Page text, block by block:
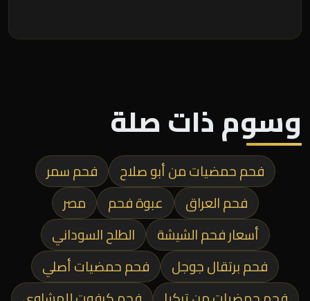
وسوم ذات صلة
فحم حمضيات من أبو صلاح
فحم سمر
فحم العراق
عبوة فحم
مصر
أسعار فحم الشيشة
الطلح السوداني
فحم برتقال جوجل
فحم حمضيات أصلي